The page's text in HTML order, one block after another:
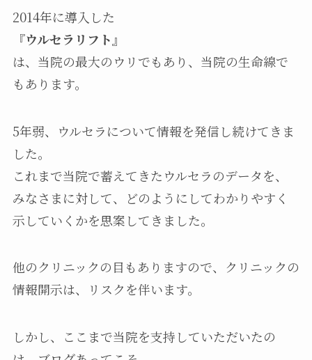
2014年に導入した
『ウルセラリフト』
は、当院の最大のウリでもあり、当院の生命線で
もあります。
5年弱、ウルセラについて情報を発信し続けてきま
した。
これまで当院で蓄えてきたウルセラのデータを、
みなさまに対して、どのようにしてわかりやすく
示していくかを思案してきました。
他のクリニックの目もありますので、クリニックの
情報開示は、リスクを伴います。
しかし、ここまで当院を支持していただいたの